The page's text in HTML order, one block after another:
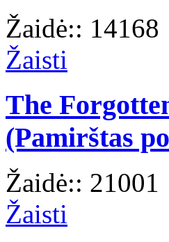
Žaidė:: 14168
Žaisti
The
(Pamirštas
Žaidė:: 21001
Žaisti